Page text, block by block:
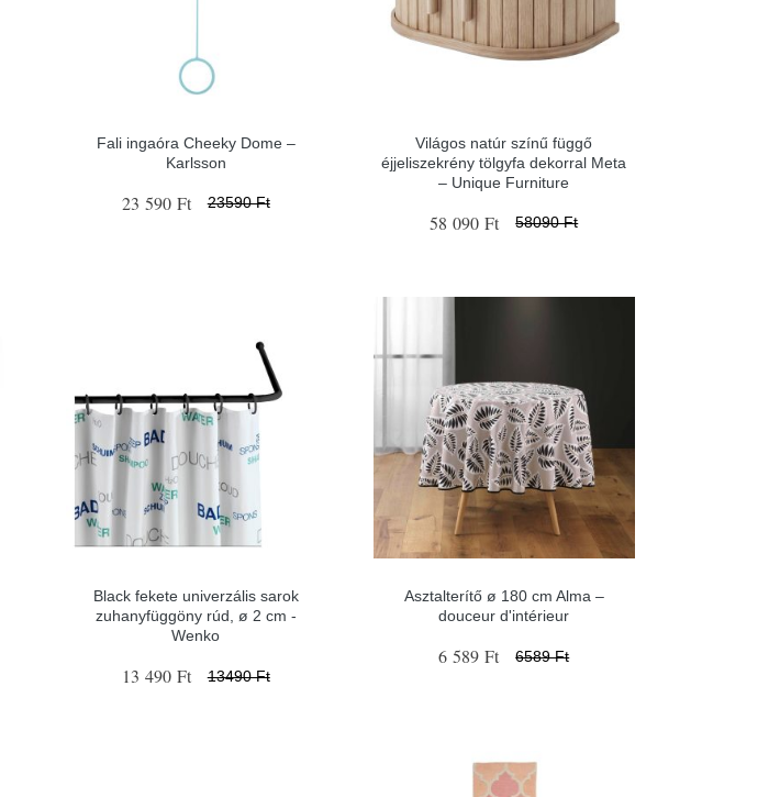
Fali ingaóra Cheeky Dome –
Karlsson
23 590 Ft 23590 Ft
Világos natúr színű függő
éjjeliszekrény tölgyfa dekorral Meta
– Unique Furniture
58 090 Ft 58090 Ft
Black fekete univerzális sarok
zuhanyfüggöny rúd, ø 2 cm -
Wenko
13 490 Ft 13490 Ft
Asztalterítő ø 180 cm Alma –
douceur d'intérieur
6 589 Ft 6589 Ft